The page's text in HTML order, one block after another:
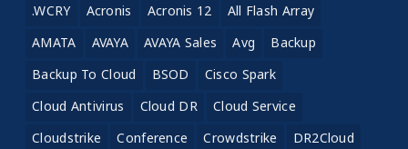
.WCRY Acronis Acronis 12
All Flash Array
AMATA
AVAYA AVAYA Sales Avg
Backup
Backup To Cloud
BSOD
Cisco Spark
Cloud Antivirus
Cloud DR
Cloud Service
Cloudstrike
Conference Crowdstrike
DR2Cloud